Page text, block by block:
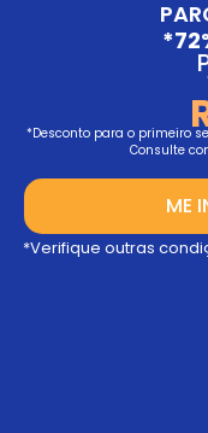
*Desconto para o primeiro
Consulte
ME
*Verifique outras